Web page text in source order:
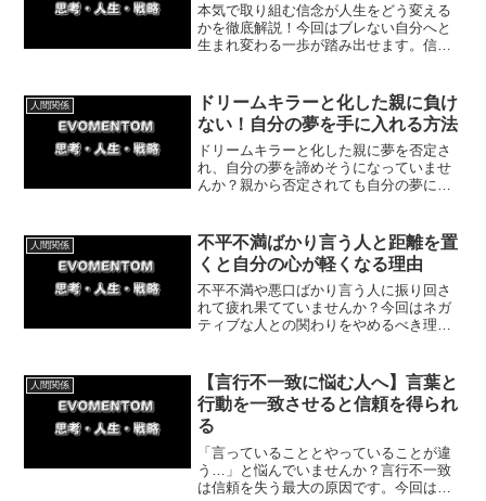
本気で取り組む信念が人生をどう変える
かを徹底解説！今回はブレない自分へと
生まれ変わる一歩が踏み出せます。信念
きます。
人間関係
ドリームキラーと化した親に負け
ない！自分の夢を手に入れる方法
ドリームキラーと化した親に夢を否定さ
れ、自分の夢を諦めそうになっていませ
んか？親から否定されても自分の夢に向
人生を取り戻すための具体的な方法を紹
介してきます。
人間関係
不平不満ばかり言う人と距離を置
くと自分の心が軽くなる理由
不平不満や悪口ばかり言う人に振り回さ
れて疲れ果てていませんか？今回はネガ
ティブな人との関わりをやめるべき理由
にできる簡単な一歩から始めてみましょ
う。
人間関係
【言行不一致に悩む人へ】言葉と
行動を一致させると信頼を得られ
る
「言っていることとやっていることが違
う…」と悩んでいませんか？言行不一致
は信頼を失う最大の原因です。今回は、